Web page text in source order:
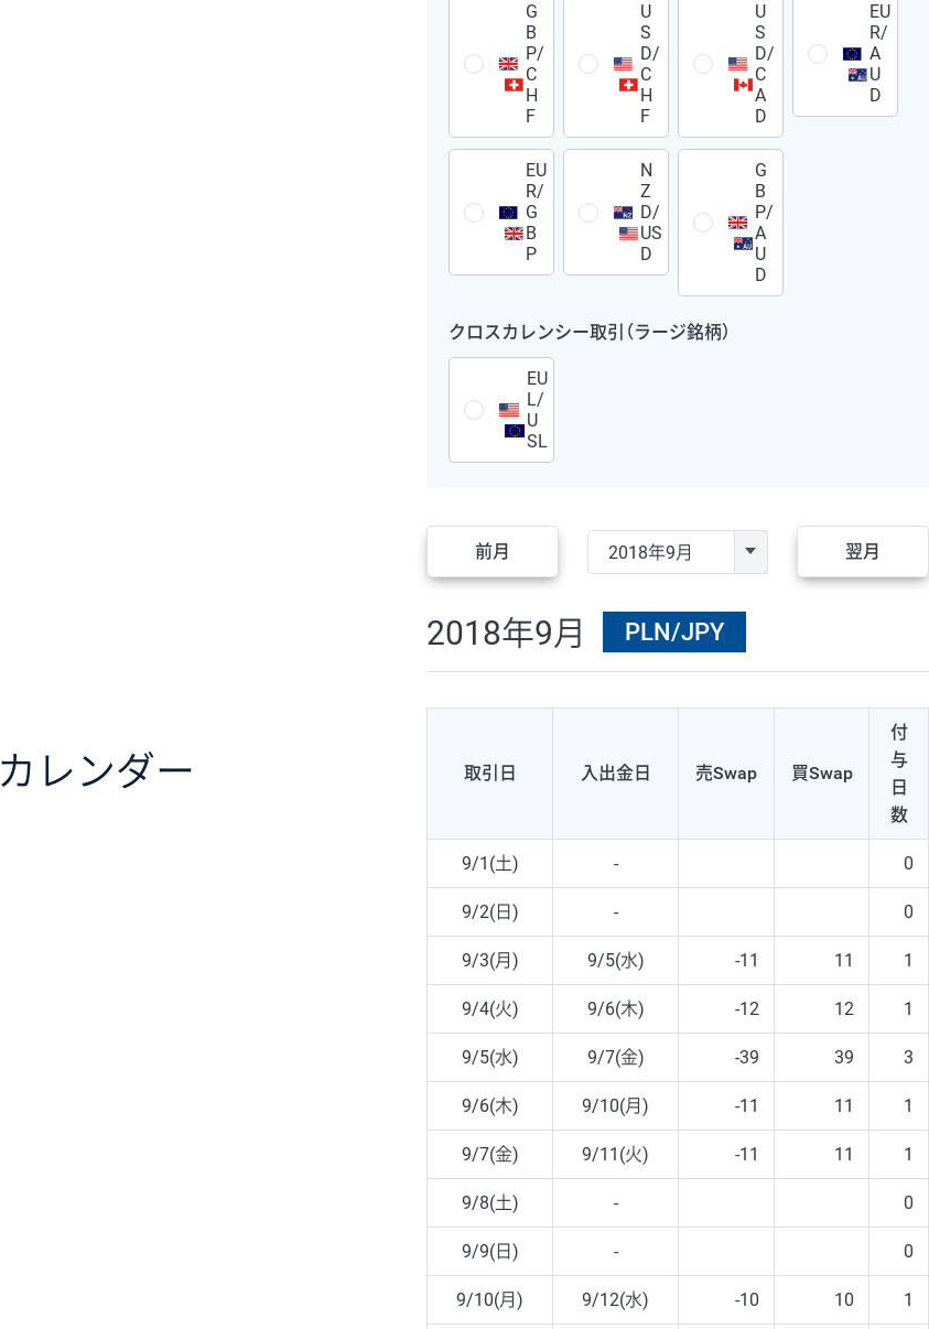
カレンダー
G
B
P/
C
H
F
U
S
D/
C
H
F
U
S
D/
C
A
D
EU
R/
A
U
D
EU
R/
G
B
P
N
Z
D/
US
D
G
B
P/
A
U
D
クロスカレンシー取引（ラージ銘柄）
EU
L/
U
SL
前月 翌月
2018年9月 PLN/JPY
取引日 入出金日 売Swap 買Swap
付
与
日
数
9/1(土) - 0
9/2(日) - 0
9/3(月) 9/5(水) -11 11 1
9/4(火) 9/6(木) -12 12 1
9/5(水) 9/7(金) -39 39 3
9/6(木) 9/10(月) -11 11 1
9/7(金) 9/11(火) -11 11 1
9/8(土) - 0
9/9(日) - 0
9/10(月) 9/12(水) -10 10 1